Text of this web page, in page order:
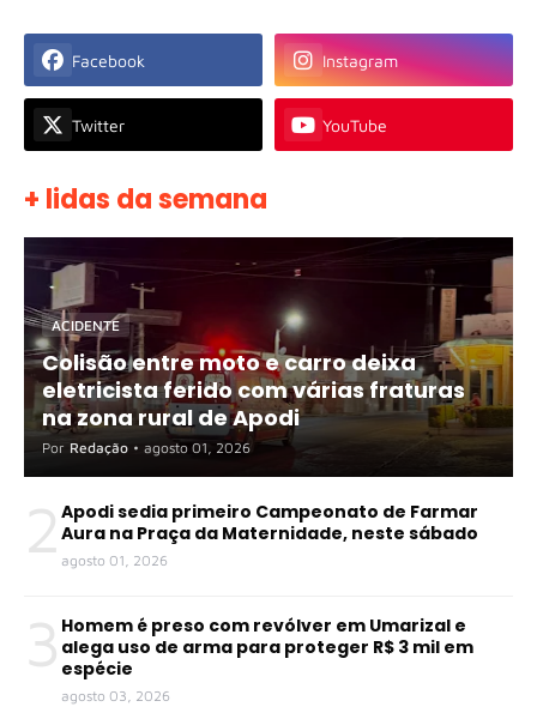
Facebook Instagram
Twitter YouTube
+ lidas da semana
ACIDENTE
Colisão entre moto e carro deixa
eletricista ferido com várias fraturas
na zona rural de Apodi
Por Redação • agosto 01, 2026
2 Apodi sedia primeiro Campeonato de Farmar
Aura na Praça da Maternidade, neste sábado
agosto 01, 2026
3 Homem é preso com revólver em Umarizal e
alega uso de arma para proteger R$ 3 mil em
espécie
agosto 03, 2026